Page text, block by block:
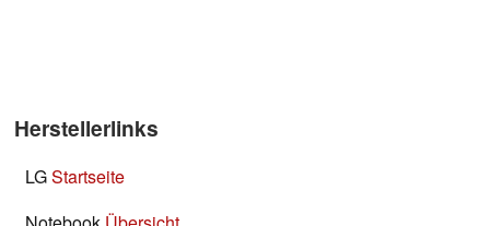
Herstellerlinks
LGStartseite